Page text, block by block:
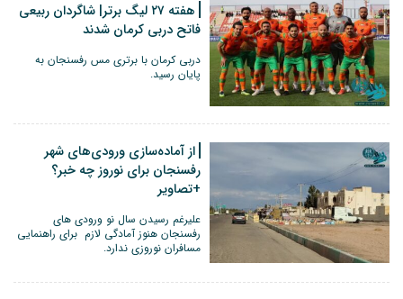
هفته ۲۷ لیگ برتر| شاگردان ربیعی
فاتح دربی کرمان شدند
دربی کرمان با برتری مس رفسنجان به
پایان رسید.
از آماده‌سازی ورودی‌های شهر
رفسنجان برای نوروز چه خبر؟
+تصاویر
علیرغم رسیدن سال نو ورودی های
رفسنجان هنوز آمادگی لازم برای راهنمایی
مسافران نوروزی ندارد.